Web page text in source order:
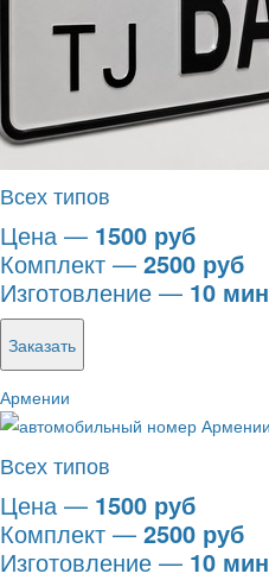
Всех типов
Цена — 1500 руб
Комплект — 2500 руб
Изготовление — 10 мин
Заказать
Армении
Всех типов
Цена — 1500 руб
Комплект — 2500 руб
Изготовление — 10 мин